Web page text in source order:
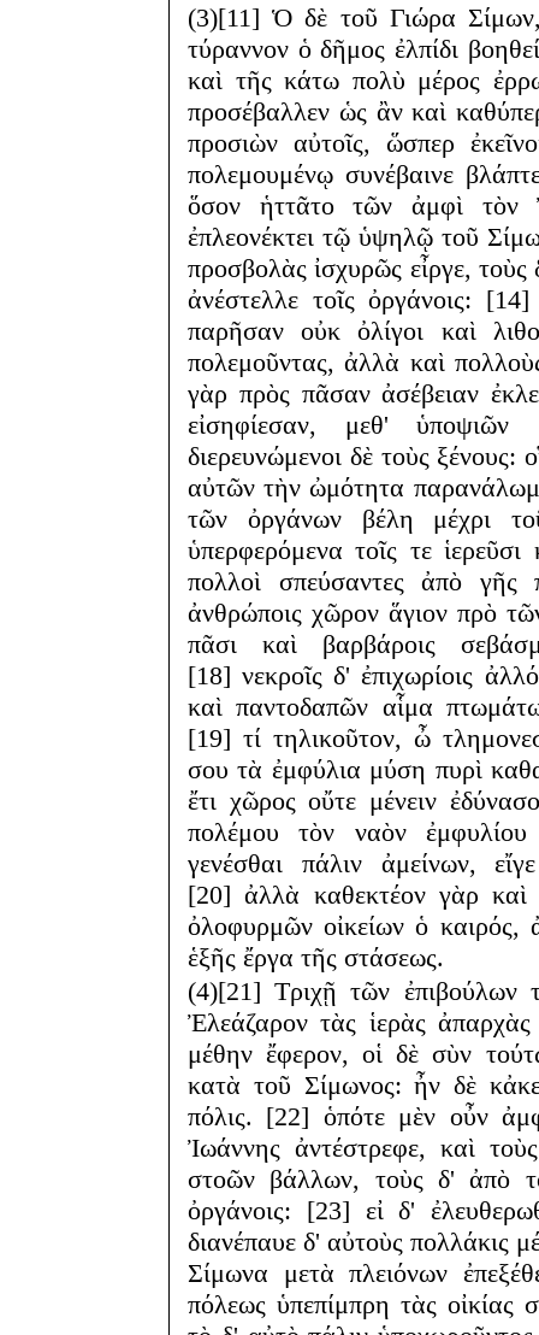
(3)[11] Ὁ δὲ τοῦ Γιώρα Σίμων,
τύραννον ὁ δῆμος ἐλπίδι
καὶ τῆς κάτω πολὺ μέρος
προσέβαλλεν ὡς ἂν καὶ
προσιὼν αὐτοῖς, ὥσπερ
πολεμουμένῳ συνέβαινε
ὅσον ἡττᾶτο τῶν ἀμφὶ τὸν
ἐπλεονέκτει τῷ ὑψηλῷ τοῦ
προσβολὰς ἰσχυρῶς εἶργε,
ἀνέστελλε τοῖς ὀργάνοις:
παρῆσαν οὐκ ὀλίγοι καὶ
πολεμοῦντας, ἀλλὰ καὶ
γὰρ πρὸς πᾶσαν ἀσέβειαν
εἰσηφίεσαν, μεθ'
διερευνώμενοι δὲ τοὺς ξένους:
αὐτῶν τὴν ὠμότητα
τῶν ὀργάνων βέλη μέχρι
ὑπερφερόμενα τοῖς τε
πολλοὶ σπεύσαντες ἀπὸ γῆς
ἀνθρώποις χῶρον ἅγιον πρὸ
πᾶσι καὶ βαρβάροις
[18] νεκροῖς δ' ἐπιχωρίοις
καὶ παντοδαπῶν αἷμα
[19] τί τηλικοῦτον, ὦ
σου τὰ ἐμφύλια μύση πυρὶ
ἔτι χῶρος οὔτε μένειν
πολέμου τὸν ναὸν
γενέσθαι πάλιν ἀμείνων,
[20] ἀλλὰ καθεκτέον γὰρ
ὀλοφυρμῶν οἰκείων ὁ καιρός,
ἑξῆς ἔργα τῆς στάσεως.
(4)[21] Τριχῇ τῶν ἐπιβούλων
Ἐλεάζαρον τὰς ἱερὰς
μέθην ἔφερον, οἱ δὲ σὺν
κατὰ τοῦ Σίμωνος: ἦν δὲ
πόλις. [22] ὁπότε μὲν οὖν
Ἰωάννης ἀντέστρεφε, καὶ
στοῶν βάλλων, τοὺς δ' ἀπὸ
ὀργάνοις: [23] εἰ δ'
διανέπαυε δ' αὐτοὺς πολλάκις
Σίμωνα μετὰ πλειόνων
πόλεως ὑπεπίμπρη τὰς οἰκίας